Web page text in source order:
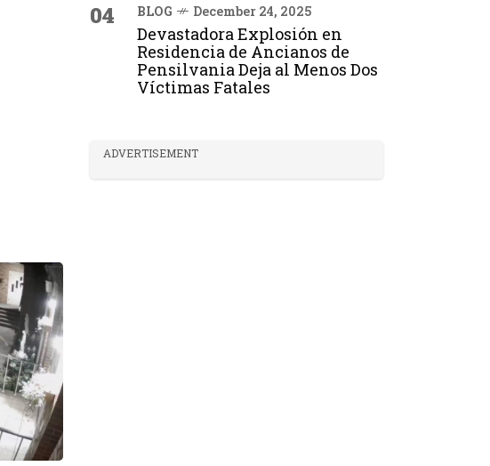
04 BLOG December 24, 2025
Devastadora Explosión en
Residencia de Ancianos de
Pensilvania Deja al Menos Dos
Víctimas Fatales
ADVERTISEMENT